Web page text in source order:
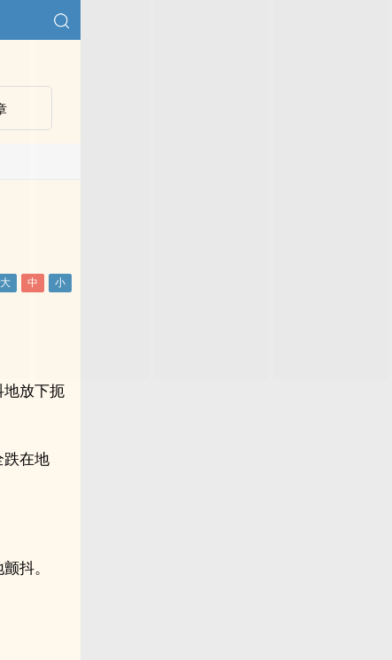
放下扼
跌在地
抖。